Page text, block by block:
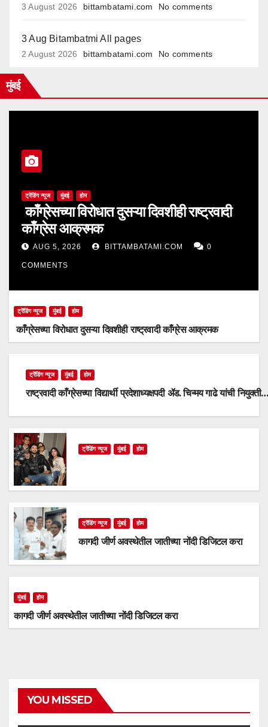
3 August 2026 bittambatami.com No comments
3 Aug Bitambatmi All pages
2 August 2026 bittambatami.com No comments
मुंबई
ट्रेंडिंग न्यूज मुंबई होम
काँग्रेसच्या विरोधात दुसऱ्या दिवशीही राष्ट्रवादी
काँग्रेस आक्रमक
AUG 5, 2026 BITTAMBATAMI.COM 0
COMMENTS
ट्रेंडिंग न्यूज मुंबई होम
काँग्रेसच्या विरोधात दुसऱ्या दिवशीही राष्ट्रवादी काँग्रेस आक्रमक
ट्रेंडिंग न्यूज मुंबई होम
राष्ट्रवादी काँग्रेसच्या विद्यार्थी प्रदेशाध्यक्षपदी ॲड. चिन्मय गाढे यांची नियुक्ती…
ट्रेंडिंग न्यूज मुंबई होम
ट्रेंडिंग न्यूज मुंबई होम
कागदी जीर्ण अवस्थेतील जातीच्या नोंदी डिजिटल करा
मुंबई होम
कागदी जीर्ण अवस्थेतील जातीच्या नोंदी डिजिटल करा
YOU MISSED